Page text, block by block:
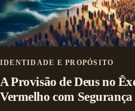
IDENTIDADE E PROPÓSITO
A Provisão de Deus no
Vermelho com Segurança